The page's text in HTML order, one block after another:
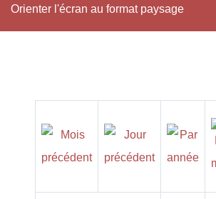
Orienter l'écran au format paysage